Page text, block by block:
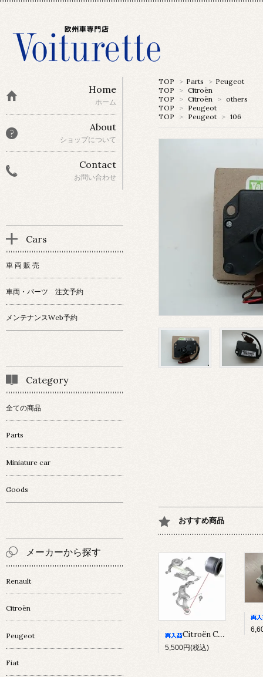
TOP > Parts > Peugeot
TOP
> Citroën
TOP
> Citroën > others
TOP
> Peugeot
TOP
> Peugeot > 106
おすすめ商品
Citroën C5Ⅲ/ C6 ﾅｯｸﾙﾌﾞｯｼｭ
5,500円(税込)
Home
ホーム
About
ショップについて
Contact
お問い合わせ
Cars
車 両 販 売
車両・パーツ 注文予約
メンテナンスWeb予約
Category
全ての商品
Parts
Miniature car
Goods
メーカーから探す
Renault
Citroën
Peugeot
Fiat